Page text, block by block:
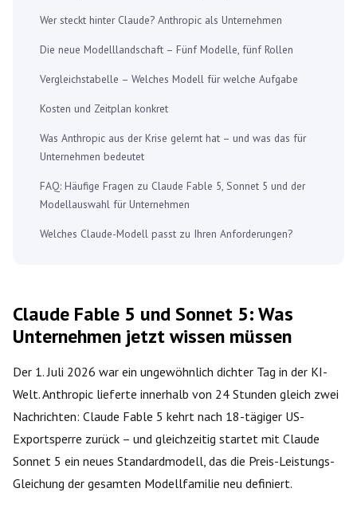
Wer steckt hinter Claude? Anthropic als Unternehmen
Die neue Modelllandschaft – Fünf Modelle, fünf Rollen
Vergleichstabelle – Welches Modell für welche Aufgabe
Kosten und Zeitplan konkret
Was Anthropic aus der Krise gelernt hat – und was das für
Unternehmen bedeutet
FAQ: Häufige Fragen zu Claude Fable 5, Sonnet 5 und der
Modellauswahl für Unternehmen
Welches Claude-Modell passt zu Ihren Anforderungen?
Claude Fable 5 und Sonnet 5: Was
Unternehmen jetzt wissen müssen
Der 1. Juli 2026 war ein ungewöhnlich dichter Tag in der KI-
Welt. Anthropic lieferte innerhalb von 24 Stunden gleich zwei
Nachrichten: Claude Fable 5 kehrt nach 18-tägiger US-
Exportsperre zurück – und gleichzeitig startet mit Claude
Sonnet 5 ein neues Standardmodell, das die Preis-Leistungs-
Gleichung der gesamten Modellfamilie neu definiert.